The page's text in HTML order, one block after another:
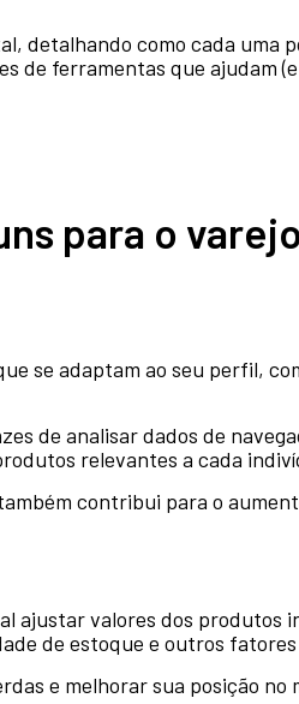
detalhando como cada uma
de ferramentas que ajudam
para o
se adaptam ao seu perfil,
de analisar dados de
relevantes a cada
contribui para o
ajustar valores dos produtos
de estoque e outros
e melhorar sua posição no